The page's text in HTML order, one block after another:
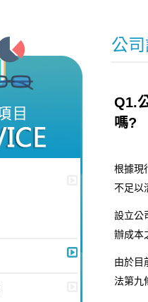
公
Q1.
嗎?
根據現
不足以
設立公
辦成本
由於目
法第九